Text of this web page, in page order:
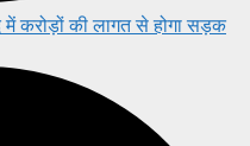
करोड़ों की लागत से होगा सड़क